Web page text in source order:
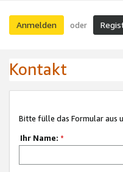
Anmelden oder
Kontakt
Bitte fülle das Formular aus
Ihr Name: *